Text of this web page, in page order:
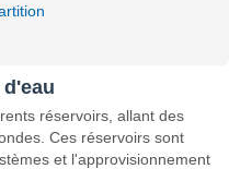
réservoirs, allant des
Ces réservoirs sont
et l'approvisionnement